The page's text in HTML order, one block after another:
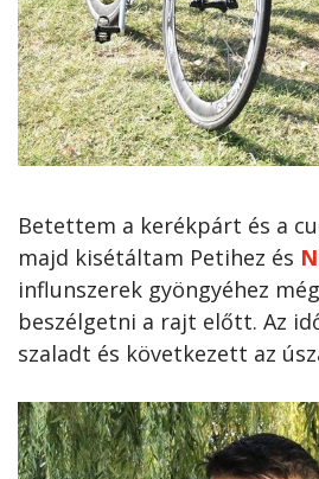
Betettem a kerékpárt és a
majd kisétáltam Petihez és
influnszerek gyöngyéhez
beszélgetni a rajt előtt. Az
szaladt és következett az